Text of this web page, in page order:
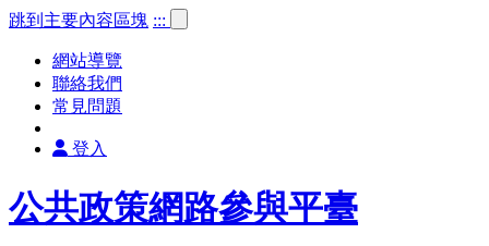
跳到主要內容區塊 :::
網站導覽
聯絡我們
常見問題
登入
公共政策網路參與平臺